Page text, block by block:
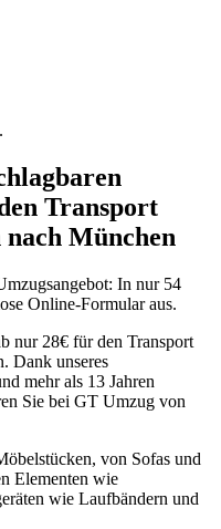
Transport
München
In nur 54
Online-Formular aus.
nur 28€ für den Transport
Dank unseres
mehr als 13 Jahren
Sie bei GT Umzug von
von Sofas und
Elementen wie
wie Laufbändern und